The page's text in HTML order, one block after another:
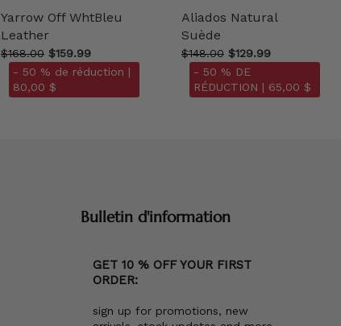
Yarrow Off WhtBleu
Leather
$168.00 $159.99
- 50 % de réduction |
80,00 $
Aliados Natural
Suède
$148.00 $129.99
- 50 % DE
RÉDUCTION | 65,00 $
Bulletin d'information
GET 10 % OFF YOUR FIRST
ORDER:
sign up for promotions, new